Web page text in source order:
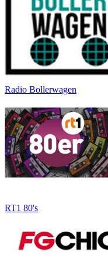
Radio Bollerwagen
RT1 80's